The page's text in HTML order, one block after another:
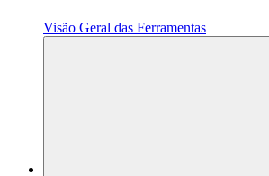
Visão Geral das Ferramentas